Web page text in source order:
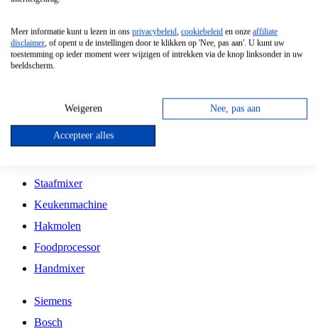
Vrijstaande Magnetron
Vrijstaande Kookplaat
Inbouw Gaskookplaat
Inbouw Keramische Kookplaat
Kookplaat Accessoires
Staafmixer
Keukenmachine
Hakmolen
Foodprocessor
Handmixer
Siemens
Bosch
Meer informatie kunt u lezen in ons privacybeleid, cookiebeleid en onze affiliate
disclaimer, of opent u de instellingen door te klikken op 'Nee, pas aan'. U kunt uw
toestemming op ieder moment weer wijzigen of intrekken via de knop linksonder in uw
beeldscherm.
Weigeren Nee, pas aan
Accepteer alles